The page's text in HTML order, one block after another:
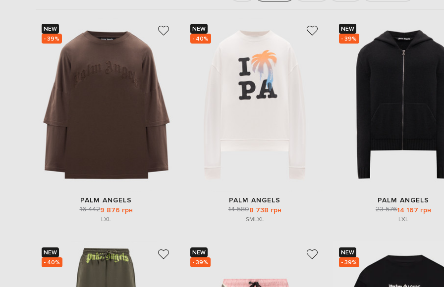
NEW
- 39%
PALM ANGELS
16 4429 876 грн
LXL
NEW
- 40%
PALM ANGELS
14 5808 738 грн
SMLXL
NEW
- 39%
PALM ANGELS
23 57614 167 грн
LXL
NEW
- 40%
NEW
- 39%
NEW
- 39%